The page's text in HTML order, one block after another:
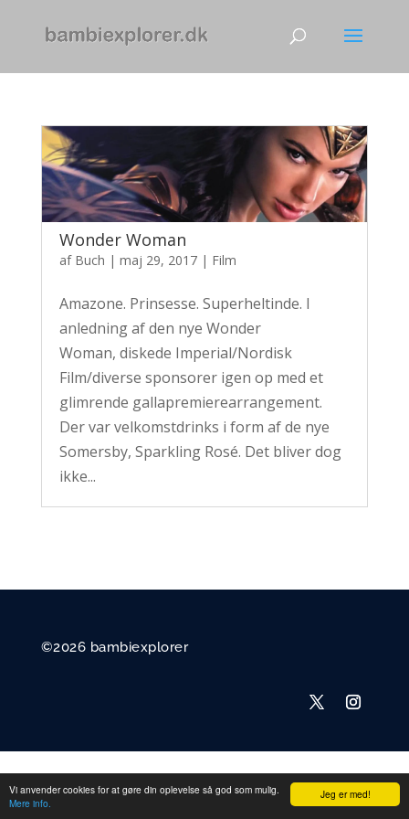
Jeg er med!
Vi anvender cookies for at gøre din oplevelse så god som mulig.
Mere info.
Wonder Woman
af Buch | maj 29, 2017| Film
Amazone. Prinsesse. Superheltinde. I
anledning af den nye Wonder
Woman, diskede Imperial/Nordisk
Film/diverse sponsorer igen op med et
glimrende gallapremierearrangement.
Der var velkomstdrinks i form af de nye
Somersby, Sparkling Rosé. Det bliver dog
ikke...
©2026 bambiexplorer